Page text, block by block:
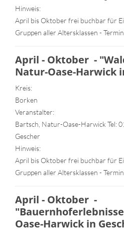
Hinweis:
April bis Oktober frei buchbar für
Gruppen aller Altersklassen -
April - Oktober -
Natur-Oase-Harwick
Kreis:
Borken
Veranstalter:
Bartsch, Natur-Oase-Harwick Tel:
Gescher
Hinweis:
April bis Oktober frei buchbar für
Gruppen aller Altersklassen -
April - Oktober -
Oase-Harwick in